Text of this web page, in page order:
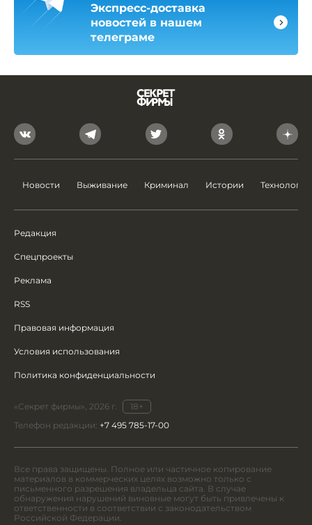
Экспресс-доставка
новостей в нашем
телеграме
Новости Выживание Криминал Истории Технологии
Редакция
Спецпроекты
Реклама
RSS
Правовая информация
Условия использования
Политика конфиденциальности
«Секрет фирмы», 2026 г.
18+
Телефон редакции: +7 495 785-17-00
Все права защищены. Полное или частичное копирование
материалов в коммерческих целях возможно только с
письменного разрешения владельца сайта. В случае
обнаружения нарушений виновные могут быть привлечены к
ответственности в соответствии с законодательством
Российской Федерации.